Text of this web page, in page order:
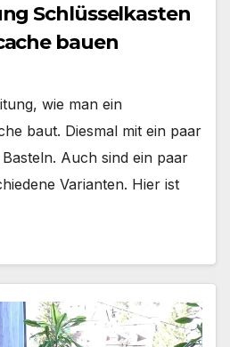
Schlüsselkasten
bauen
wie man ein
baut. Diesmal mit ein paar
Auch sind ein paar
Varianten. Hier ist